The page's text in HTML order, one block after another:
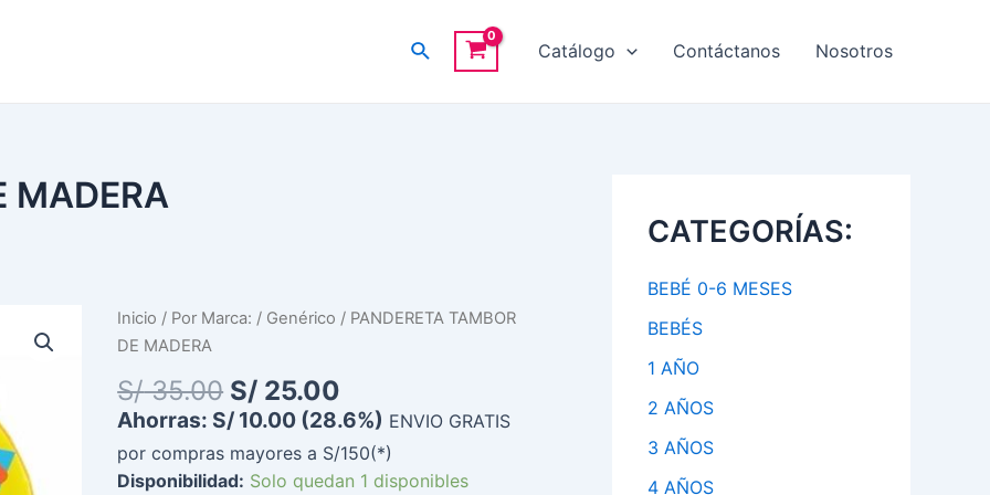
Buscar Catálogo Contáctanos Nosotros
MADERA
Inicio / Por Marca: / Genérico / PANDERETA TAMBOR
DE MADERA
S/35.00
El
original
era:
S/ 35.00.
S/ 25.00
El
S/ 25.00.
Ahorras: S/ 10.00 (28.6%) ENVIO GRATIS
por compras mayores a S/150(*)
Disponibilidad: Solo quedan 1 disponibles
PANDERETA
TAMBOR
MADERA
cantidad
CATEGORÍAS:
BEBÉ 0-6 MESES
BEBÉS
1 AÑO
2 AÑOS
3 AÑOS
4 AÑOS